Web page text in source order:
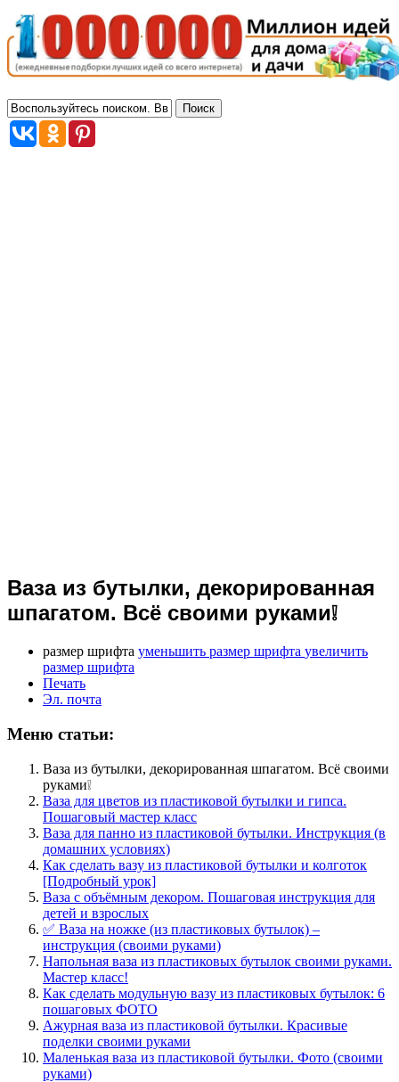
Ваза из бутылки, декорированная
шпагатом. Всё своими руками❕
размер шрифта уменьшить размер шрифта увеличить
размер шрифта
Печать
Эл. почта
Меню статьи:
Ваза из бутылки, декорированная шпагатом. Всё своими
руками❕
Ваза для цветов из пластиковой бутылки и гипса.
Пошаговый мастер класс
Ваза для панно из пластиковой бутылки. Инструкция (в
домашних условиях)
Как сделать вазу из пластиковой бутылки и колготок
[Подробный урок]
Ваза с объёмным декором. Пошаговая инструкция для
детей и взрослых
✅ Ваза на ножке (из пластиковых бутылок) –
инструкция (своими руками)
Напольная ваза из пластиковых бутылок своими руками.
Мастер класс!
Как сделать модульную вазу из пластиковых бутылок: 6
пошаговых ФОТО
Ажурная ваза из пластиковой бутылки. Красивые
поделки своими руками
Маленькая ваза из пластиковой бутылки. Фото (своими
руками)